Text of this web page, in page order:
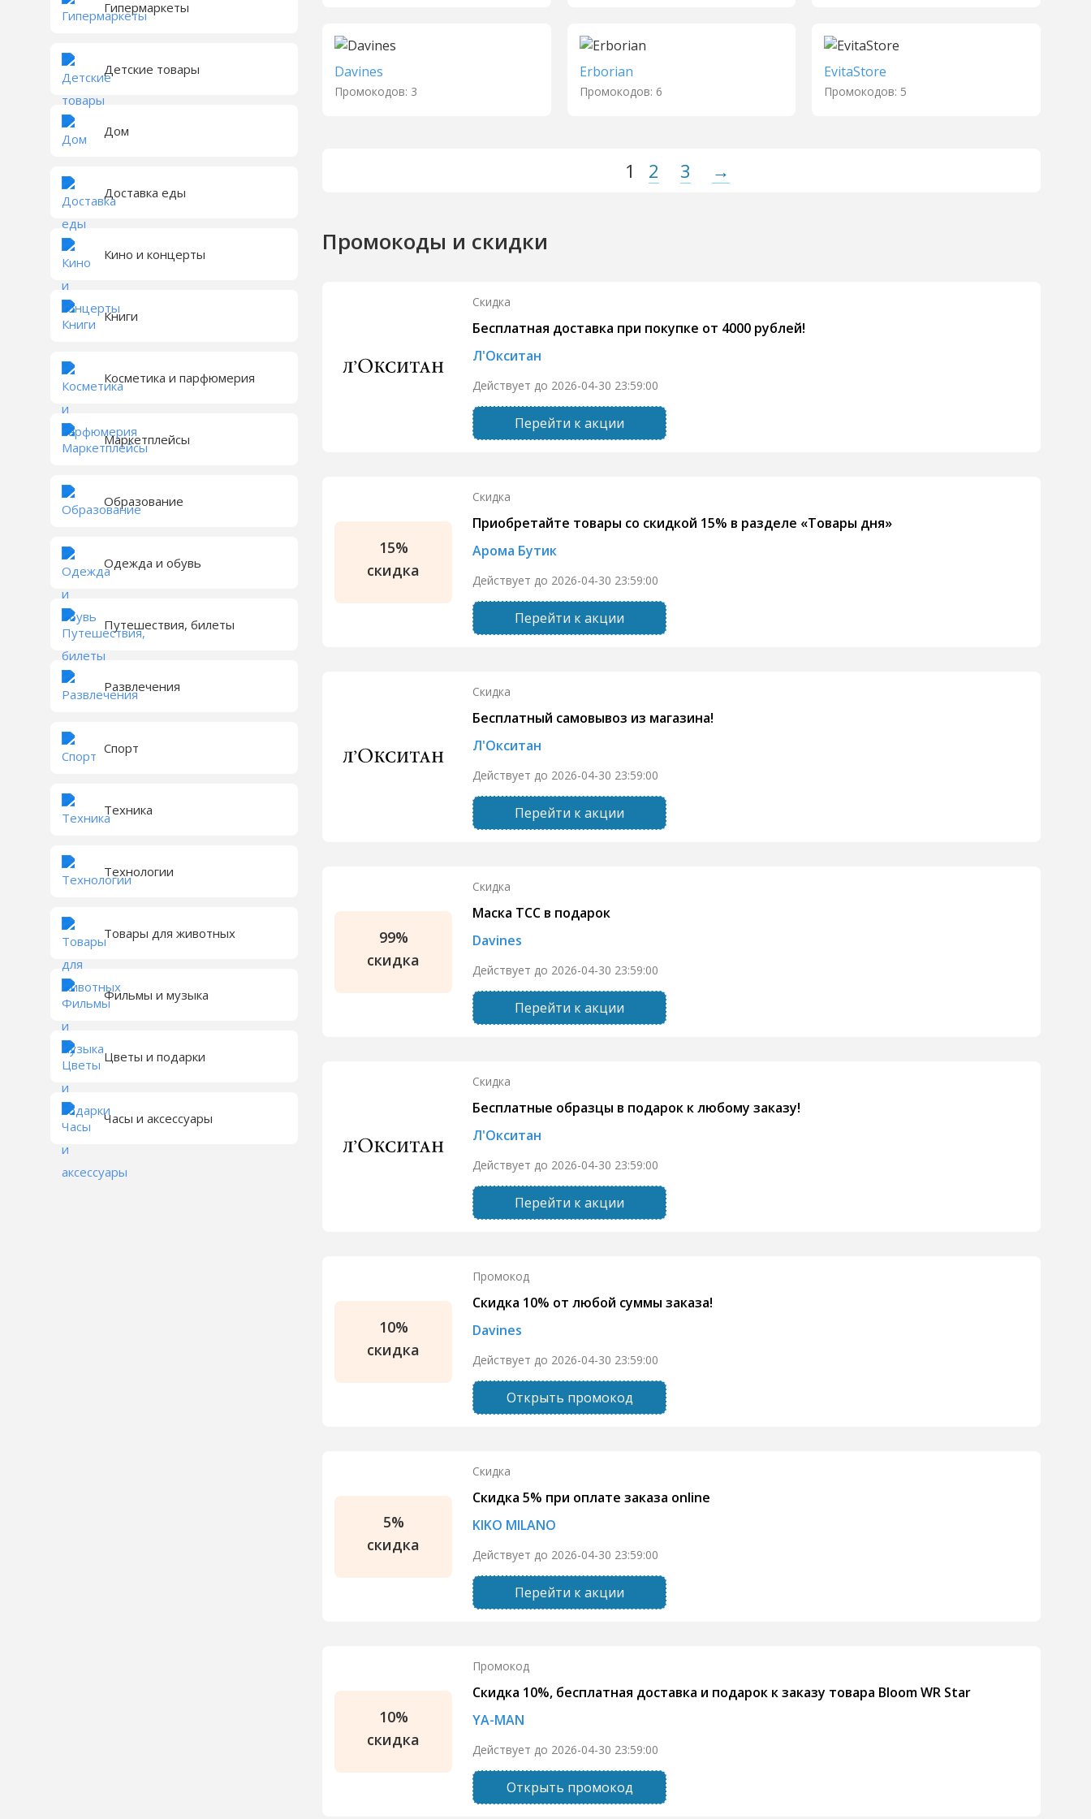
Гипермаркеты
Детские товары
Дом
Доставка еды
Кино и концерты
Книги
Косметика и парфюмерия
Маркетплейсы
Образование
Одежда и обувь
Путешествия, билеты
Развлечения
Спорт
Техника
Технологии
Товары для животных
Фильмы и музыка
Цветы и подарки
Часы и аксессуары
Davines
Промокодов: 3
Erborian
Промокодов: 6
EvitaStore
Промокодов: 5
1 2 3 →
Промокоды и скидки
Скидка
Бесплатная доставка при покупке от 4000 рублей!
Л'Окситан
Действует до 2026-04-30 23:59:00
Перейти к акции
15%
скидка
Скидка
Приобретайте товары со скидкой 15% в разделе «Товары дня»
Арома Бутик
Действует до 2026-04-30 23:59:00
Перейти к акции
Скидка
Бесплатный самовывоз из магазина!
Л'Окситан
Действует до 2026-04-30 23:59:00
Перейти к акции
99%
скидка
Скидка
Маска ТСС в подарок
Davines
Действует до 2026-04-30 23:59:00
Перейти к акции
Скидка
Бесплатные образцы в подарок к любому заказу!
Л'Окситан
Действует до 2026-04-30 23:59:00
Перейти к акции
10%
скидка
Промокод
Скидка 10% от любой суммы заказа!
Davines
Действует до 2026-04-30 23:59:00
Открыть промокод
5%
скидка
Скидка
Скидка 5% при оплате заказа online
KIKO MILANO
Действует до 2026-04-30 23:59:00
Перейти к акции
10%
скидка
Промокод
Скидка 10%, бесплатная доставка и подарок к заказу товара Bloom WR Star
YA-MAN
Действует до 2026-04-30 23:59:00
Открыть промокод